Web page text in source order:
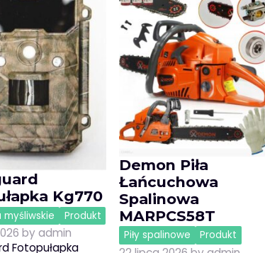
Kg770
myśliwskie Produkt
byadmin
Fotopułapka
Demon Piła
Łańcuchowa
Spalinowa
MARPCS58T
Piły spalinowe Produkt